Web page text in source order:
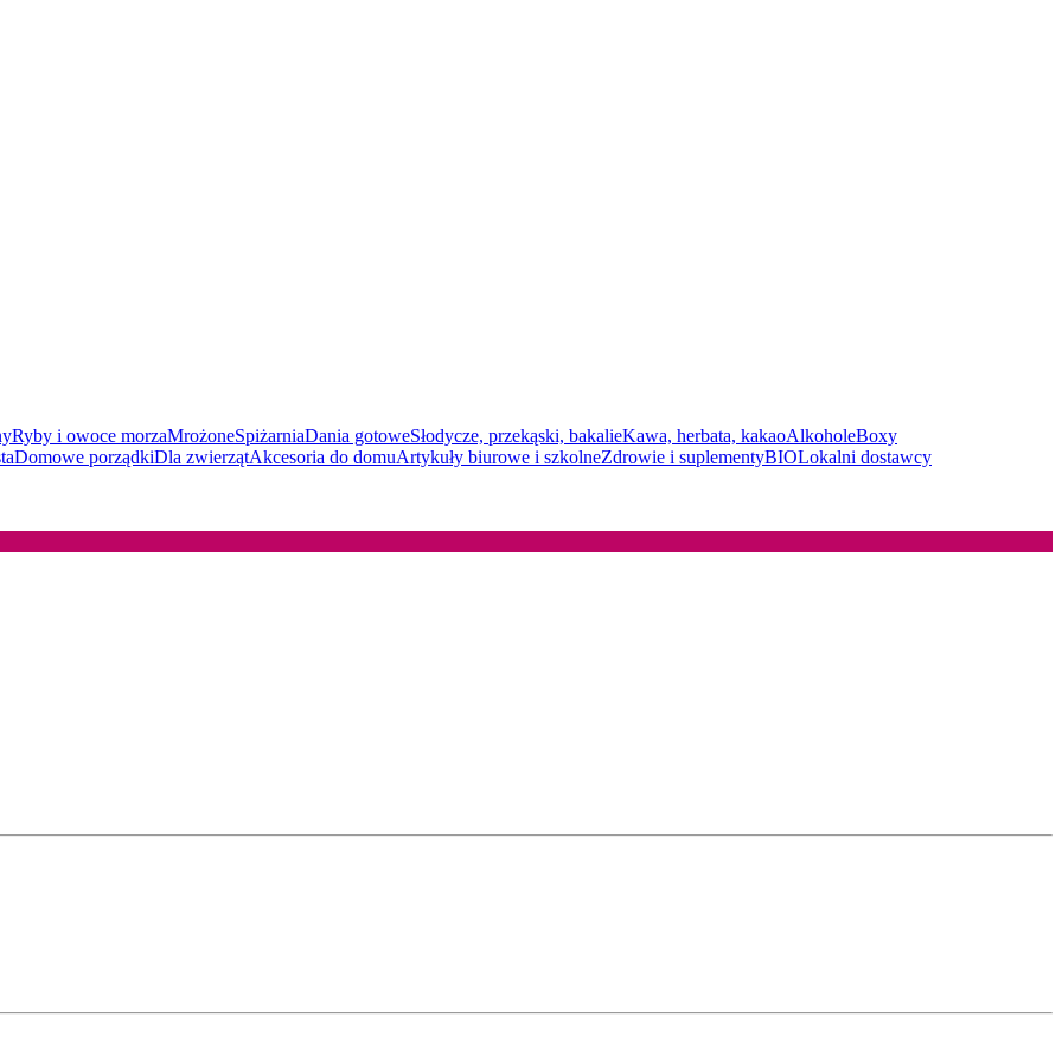
Ryby i owoce morzaMrożoneSpiżarniaDania gotoweSłodycze, przekąski, bakalieKawa, herbata, kakaoAlkoholeBoxy
Domowe porządkiDla zwierzątAkcesoria do domuArtykuły biurowe i szkolneZdrowie i suplementyBIOLokalni dostawcy